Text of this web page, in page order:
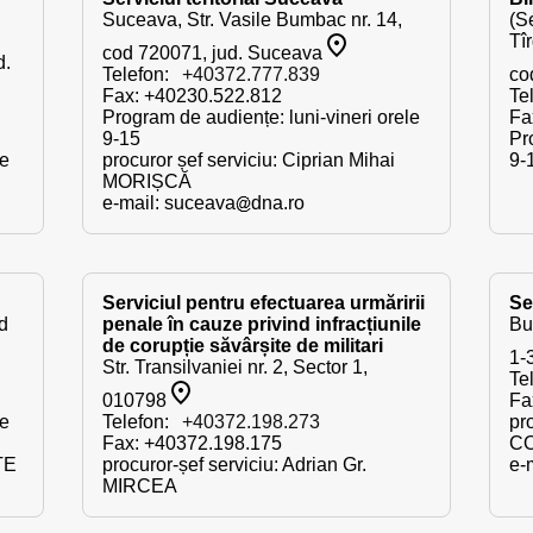
Suceava, Str. Vasile Bumbac nr. 14,
cod 720071, jud. Suceava
Telefon:
+40372.777.839
Fax: +40230.522.812
Program de audiențe: luni-vineri orele
9-15
procuror șef serviciu: Ciprian Mihai
MORIȘCĂ
e-mail:suceava dna.ro
9-
Serviciul pentru efectuarea urmăririi
penale în cauze privind infracțiunile
de corupție săvârșite de militari
Str. Transilvaniei nr. 2, Sector 1,
010798
Telefon:
+40372.198.273
Fax: +40372.198.175
procuror-șef serviciu: Adrian Gr.
MIRCEA
1-
e-